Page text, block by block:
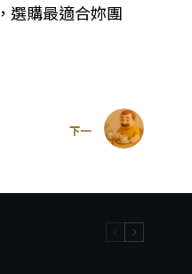
，選購最適合妳團
下一